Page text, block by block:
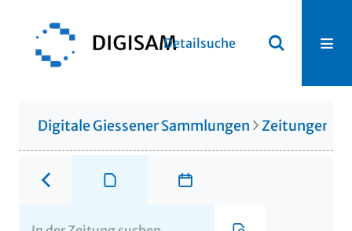
Detailsuche
Digitale Giessener Sammlungen Zeitungen